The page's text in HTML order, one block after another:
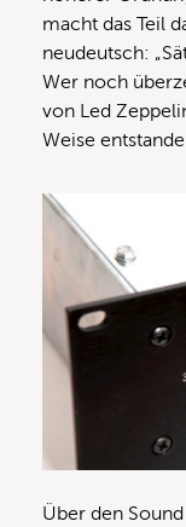
macht das Teil
neudeutsch:
Wer noch
von Led
Weise
Über den